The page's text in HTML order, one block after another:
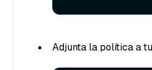
Adjunta la política a